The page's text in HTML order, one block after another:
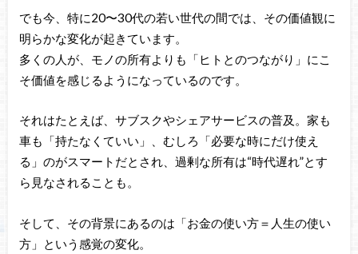
でも今、特に20〜30代の若い世代の間では、その価値観に
明らかな変化が起きています。
多くの人が、モノの所有よりも「ヒトとのつながり」にこ
そ価値を感じるようになっているのです。
それはたとえば、サブスクやシェアサービスの普及。家も
車も「持たなくていい」、むしろ「必要な時にだけ使え
る」のがスマートだとされ、過剰な所有は“時代遅れ”とす
ら見なされることも。
そして、その背景にあるのは「お金の使い方＝人生の使い
方」という感覚の変化。